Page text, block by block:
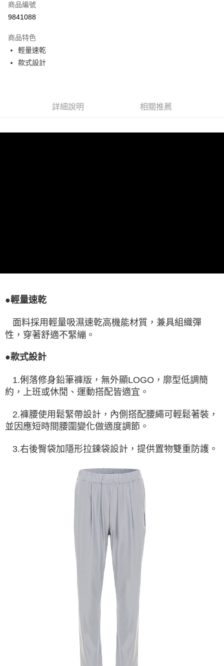
LINE Pay
悠遊付
Google Pay
商品編號
9841088
商品特色
輕量速乾
款式設計
詳細說明 相關推薦
●輕量速乾
面料採用輕量吸濕速乾高機能材質，兼具組織彈
性，穿著舒適不緊繃。
●款式設計
1.俐落修身鉛筆褲版，無外顯LOGO，廓型低調簡
約，上班或休閒、運動搭配皆適宜。
2.褲腰使用鬆緊帶設計，內側搭配腰繩可輕鬆著裝，
並因應短時間腰圍變化做適度調節。
3.右後臀袋加隱形拉鍊袋設計，提供置物雙重防護。